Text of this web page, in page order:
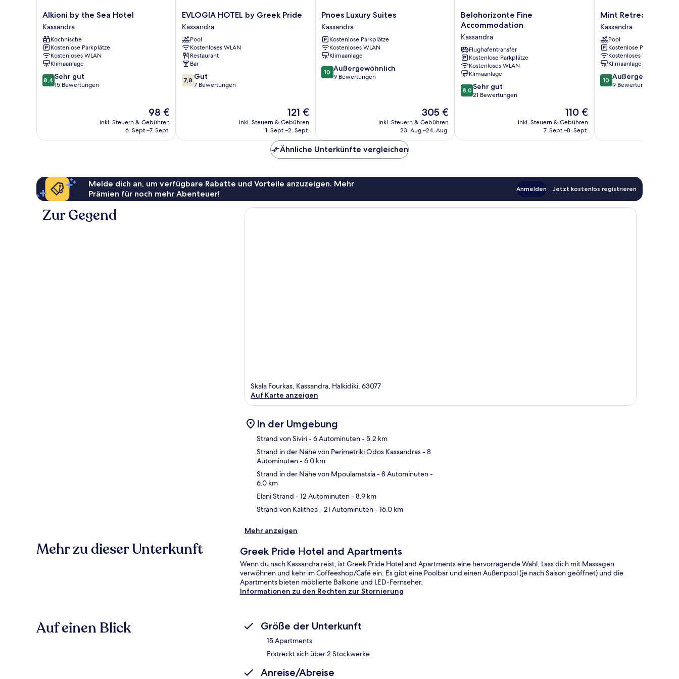
Alkioni
by
the
Sea
Hotel
Kassandra
Alkioni by the Sea Hotel
Kassandra
Kochnische
Kostenlose Parkplätze
Kostenloses WLAN
Klimaanlage
8.4
von
8,4 Sehr gut
15 Bewertungen
Der
Preis
beträgt
98 €
inkl. Steuern & Gebühren
6. Sept.–7. Sept.
EVLOGIA
HOTEL
by
Greek
Pride
Kassandra
EVLOGIA HOTEL by Greek Pride
Kassandra
Pool
Kostenloses WLAN
Restaurant
Bar
7.8
von
7,8 Gut
7 Bewertungen
Der
Preis
beträgt
121 €
inkl. Steuern & Gebühren
1. Sept.–2. Sept.
Pnoes
Luxury
Suites
Kassandra
Pnoes Luxury Suites
Kassandra
Kostenlose Parkplätze
Kostenloses WLAN
Klimaanlage
10.0
von
10 Außergewöhnlich
9 Bewertungen
Der
Preis
beträgt
305 €
inkl. Steuern & Gebühren
23. Aug.–24. Aug.
Belohorizonte
Fine
Kassandra
Belohorizonte Fine
Accommodation
Kassandra
Flughafentransfer
Kostenlose Parkplätze
Kostenloses WLAN
Klimaanlage
8.0
von
Bewertungen
8,0 Sehr gut
21 Bewertungen
Der
Preis
beträgt
110 €
inkl. Steuern & Gebühren
7. Sept.–8. Sept.
Mint
Retreat
Suites
Kassandra
Mint Retreat Suites
Kassandra
Pool
Kostenlose Parkplätze
Kostenloses WLAN
Klimaanlage
10.0
von
10 Außergewöhnlich
9 Bewertungen
Ähnliche Unterkünfte vergleichen
Melde dich an, um verfügbare Rabatte und Vorteile anzuzeigen. Mehr
Prämien für noch mehr Abenteuer!
Anmelden Jetzt kostenlos registrieren
Zur Gegend
Skala Fourkas, Kassandra, Halkidiki, 63077
Auf Karte anzeigen
In der Umgebung
Strand von Siviri- 6 Autominuten- 5.2 km
Strand in der Nähe von Perimetriki Odos Kassandras- 8
Autominuten- 6.0 km
Strand in der Nähe von Mpoulamatsia- 8 Autominuten-
6.0 km
Elani Strand - 12 Autominuten- 8.9 km
Strand von Kalithea- 21 Autominuten- 16.0 km
Mehr anzeigen
Mehr zu dieser Unterkunft Greek Pride Ηotel and Apartments
Wenn du nach Kassandra reist, ist Greek Pride Ηotel and Apartments eine hervorragende Wahl. Lass dich mit Massagen
verwöhnen und kehr im Coffeeshop/Café ein. Es gibt eine Poolbar und einen Außenpool (je nach Saison geöffnet) und die
Apartments bieten möblierte Balkone und LED-Fernseher.
Informationen zu den Rechten zur Stornierung
Auf einen Blick Größe der Unterkunft
15 Apartments
Erstreckt sich über 2 Stockwerke
Anreise/Abreise